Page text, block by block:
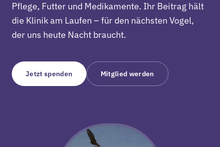
Pflege, Futter und Medikamente. Ihr Beitrag hält
die Klinik am Laufen – für den nächsten Vogel,
der uns heute Nacht braucht.
Jetzt spenden Mitglied werden